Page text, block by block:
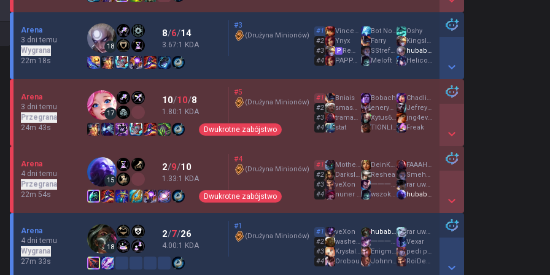
Show More Detail Games
Arena
3 dni temu
Wygrana
22m 18s
18
8/6/14
3.67:1 KDA
#3
(Drużyna Minionów)
#1
Oshy
#2 Ynyx Farry
#3 P
#4 Meloft
Show More Detail Games
Arena
3 dni temu
Przegrana
24m 43s
17
10/10/8
1.80:1 KDA
#5
(Drużyna Minionów)
Dwukrotne zabójstwo
#1 Bniais Bobach
#2
#3
#4 stat Freak
Show More Detail Games
Arena
4 dni temu
Przegrana
22m 54s
15
2/9/10
1.33:1 KDA
#4
(Drużyna Minionów)
Dwukrotne zabójstwo
#1
#2 Reshea
#3 veXon
#4
Show More Detail Games
Arena
4 dni temu
Wygrana
27m 33s
18
2/7/26
4.00:1 KDA
#1
(Drużyna Minionów)
#1 veXon
#2
Vexar
#3
#4 Orobou